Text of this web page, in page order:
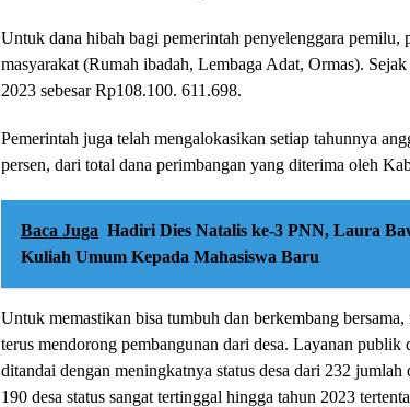
Untuk dana hibah bagi pemerintah penyelenggara
masyarakat (Rumah ibadah, Lembaga Adat, Ormas).
2023 sebesar Rp108.100. 611.698.
Pemerintah juga telah mengalokasikan setiap tahunnya
persen, dari total dana perimbangan yang diterima oleh
Baca Juga Hadiri Dies Natalis ke-3 PNN, Laura
Kuliah Umum Kepada Mahasiswa Baru
Untuk memastikan bisa tumbuh dan berkembang
terus mendorong pembangunan dari desa. Layanan publik
ditandai dengan meningkatnya status desa dari 232 jumlah
190 desa status sangat tertinggal hingga tahun 2023